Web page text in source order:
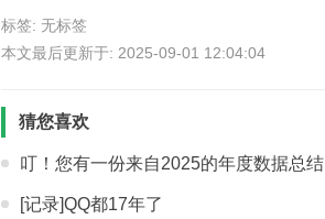
标签: 无标签
本文最后更新于: 2025-09-01 12:04:04
猜您喜欢
叮！您有一份来自2025的年度数据总结
[记录]QQ都17年了